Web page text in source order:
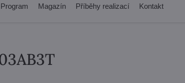
Magazín Příběhy realizací Kontakt